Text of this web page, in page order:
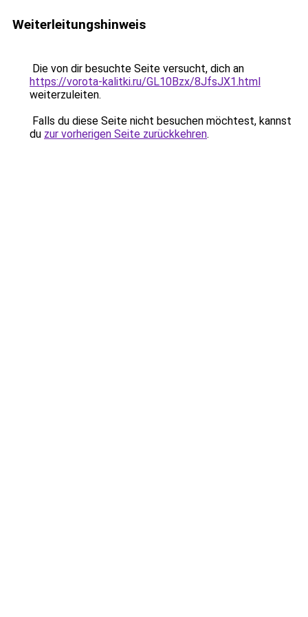
Weiterleitungshinweis
Die von dir besuchte Seite versucht, dich an
https://vorota-kalitki.ru/GL10Bzx/8JfsJX1.html
weiterzuleiten.
Falls du diese Seite nicht besuchen möchtest, kannst
du zur vorherigen Seite zurückkehren.